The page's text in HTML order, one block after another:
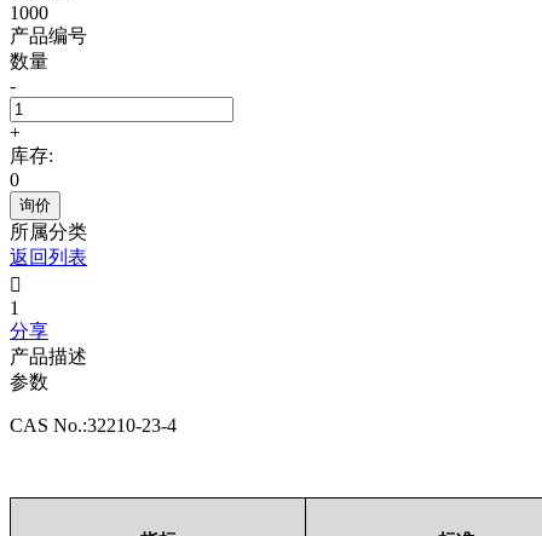
1000
产品编号
数量
-
+
库存:
0
询价
所属分类
返回列表

1
分享
产品描述
参数
CAS No.:32210-23-4